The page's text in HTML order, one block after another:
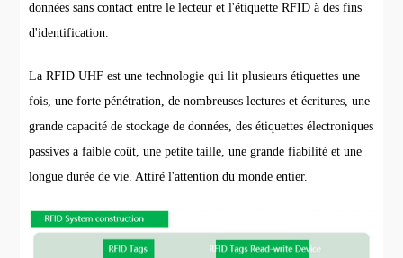
données sans contact entre le lecteur et l'étiquette RFID à des fins
d'identification.
La RFID UHF est une technologie qui lit plusieurs étiquettes une
fois, une forte pénétration, de nombreuses lectures et écritures, une
grande capacité de stockage de données, des étiquettes électroniques
passives à faible coût, une petite taille, une grande fiabilité et une
longue durée de vie. Attiré l'attention du monde entier.